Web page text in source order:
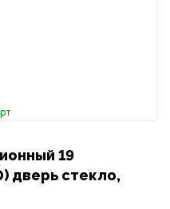
19
дверь стекло,